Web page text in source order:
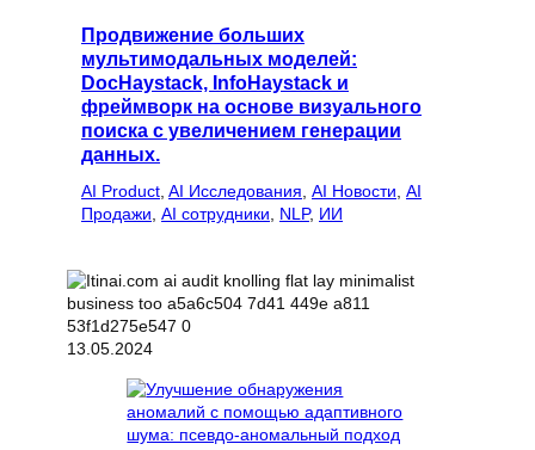
Продвижение больших
мультимодальных моделей:
DocHaystack, InfoHaystack и
фреймворк на основе визуального
поиска с увеличением генерации
данных.
AI Product, AI Исследования, AI Новости, AI
Продажи, AI сотрудники, NLP, ИИ
13.05.2024